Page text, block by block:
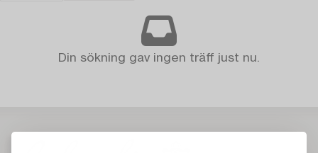
Din sökning gav ingen träff just nu.